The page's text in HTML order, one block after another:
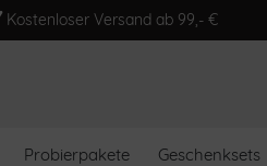
Kostenloser Versand ab 99,- €
Probierpakete Geschenksets